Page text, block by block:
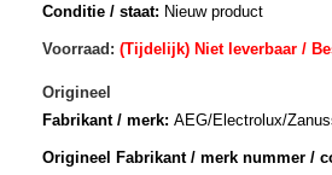
Conditie / staat: Nieuw product
Voorraad: (Tijdelijk) Niet leverbaar /
Origineel
Fabrikant / merk: AEG/Electrolux/
Origineel Fabrikant / merk nummer /